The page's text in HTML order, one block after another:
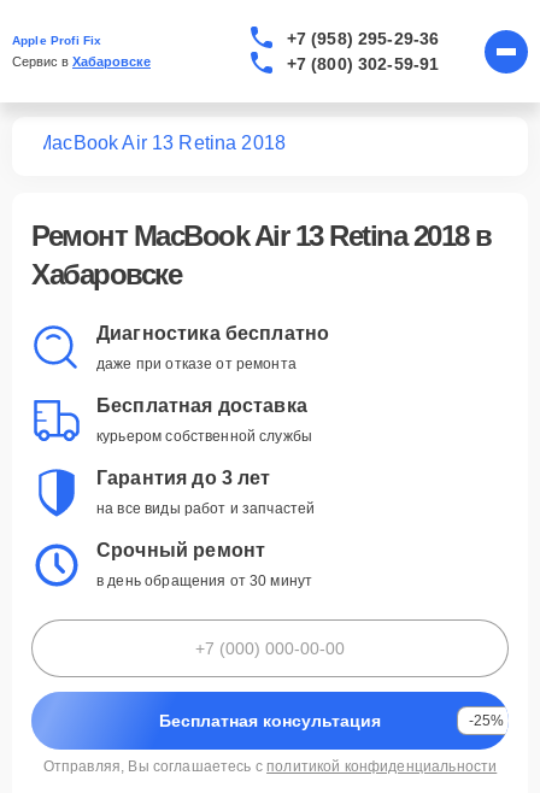
Apple Profi Fix
Сервис в Хабаровске
+7 (958) 295-29-36
+7 (800) 302-59-91
MacBook Air 13 Retina 2018
Ремонт MacBook Air 13 Retina 2018в
Хабаровске
Диагностика бесплатно
даже при отказе от ремонта
Бесплатная доставка
курьером собственной службы
Гарантия до 3 лет
на все виды работ и запчастей
Срочный ремонт
в день обращения от 30 минут
Бесплатная консультация -25%
Отправляя, Вы соглашаетесь с политикой конфиденциальности